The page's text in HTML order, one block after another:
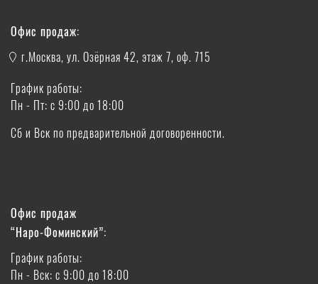
Офис продаж:
г.Москва, ул. Озёрная 42, этаж 7, оф. 715
График работы:
Пн - Пт: с 9:00 до 18:00
Сб и Вск по предварительной договоренности.
Офис продаж
“Наро-Фоминский”:
График работы:
Пн - Вск: с 9:00 до 18:00